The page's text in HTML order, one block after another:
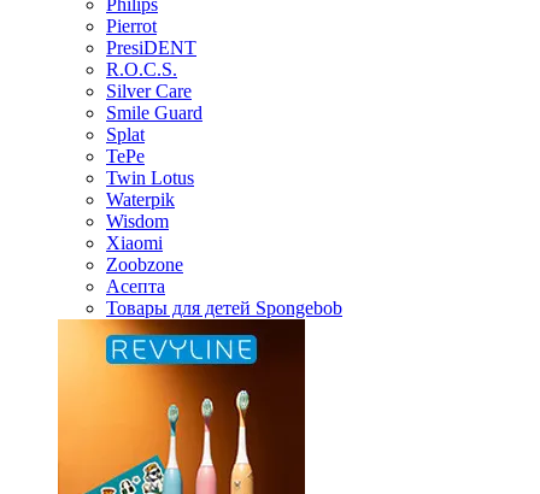
Philips
Pierrot
PresiDENT
R.O.C.S.
Silver Care
Smile Guard
Splat
TePe
Twin Lotus
Waterpik
Wisdom
Xiaomi
Zoobzone
Асепта
Товары для детей Spongebob